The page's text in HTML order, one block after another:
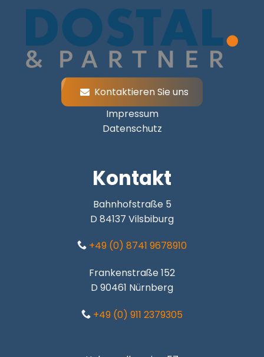
Kontaktieren Sie uns
Impressum
Datenschutz
Kontakt
Bahnhofstraße 5
D 84137 Vilsbiburg
+49 (0) 8741 9678910
Frankenstraße 152
D 90461 Nürnberg
+49 (0) 911 2379305